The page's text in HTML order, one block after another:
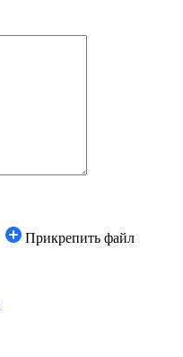
Прикрепить файл